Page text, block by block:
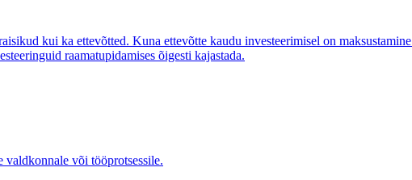
kui ka ettevõtted. Kuna ettevõtte kaudu investeerimisel on
raamatupidamises õigesti kajastada.
või tööprotsessile.